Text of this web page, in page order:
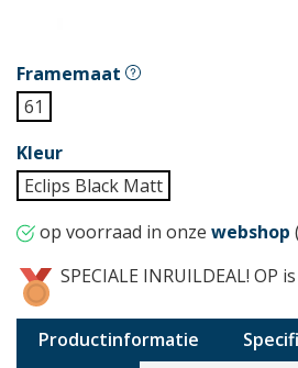
Framemaat
61
Kleur
Eclips Black Matt
op voorraad in onze webshop
SPECIALE INRUILDEAL! OP
Productinformatie